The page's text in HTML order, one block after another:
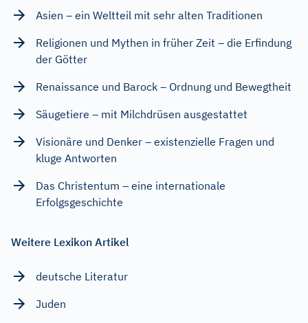
Asien – ein Weltteil mit sehr alten Traditionen
Religionen und Mythen in früher Zeit – die Erfindung
der Götter
Renaissance und Barock – Ordnung und Bewegtheit
Säugetiere – mit Milchdrüsen ausgestattet
Visionäre und Denker – existenzielle Fragen und
kluge Antworten
Das Christentum – eine internationale
Erfolgsgeschichte
Weitere Lexikon Artikel
deutsche Literatur
Juden